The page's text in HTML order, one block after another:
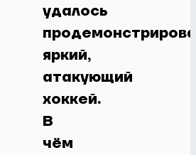
удалось
яркий,
атакующий
хоккей.
В
чём